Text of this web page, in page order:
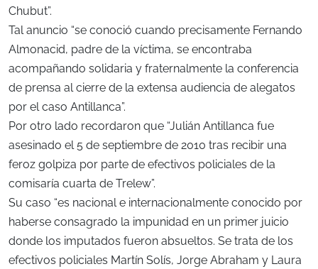
Chubut”.
Tal anuncio “se conoció cuando precisamente Fernando
Almonacid, padre de la víctima, se encontraba
acompañando solidaria y fraternalmente la conferencia
de prensa al cierre de la extensa audiencia de alegatos
por el caso Antillanca”.
Por otro lado recordaron que “Julián Antillanca fue
asesinado el 5 de septiembre de 2010 tras recibir una
feroz golpiza por parte de efectivos policiales de la
comisaría cuarta de Trelew”.
Su caso “es nacional e internacionalmente conocido por
haberse consagrado la impunidad en un primer juicio
donde los imputados fueron absueltos. Se trata de los
efectivos policiales Martín Solís, Jorge Abraham y Laura